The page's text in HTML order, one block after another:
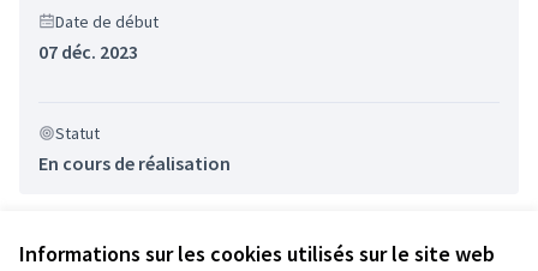
Informations sur les cookies utilisés sur le site web
Date de début
07 déc. 2023
Statut
En cours de réalisation